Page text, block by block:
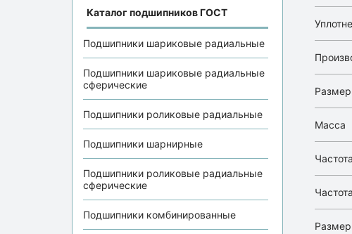
Каталог подшипников ГОСТ
Подшипники шариковые радиальные
Подшипники шариковые радиальные
сферические
Подшипники роликовые радиальные
Подшипники шарнирные
Подшипники роликовые радиальные
сферические
Подшипники комбинированные
Масса